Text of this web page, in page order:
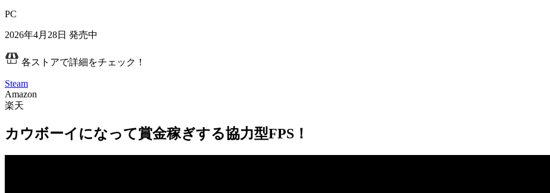
PC
2026年4月28日 発売中
各ストアで詳細をチェック！
Steam
Amazon
楽天
カウボーイになって賞金稼ぎする協力型FPS！